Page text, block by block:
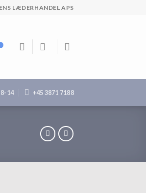
LÆDERHANDEL APS
14 +45 3871 7188